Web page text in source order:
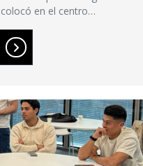
en el centro…